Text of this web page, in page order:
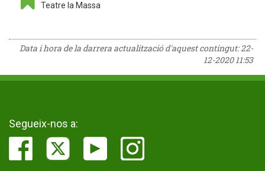
Teatre la Massa
Data i hora de la darrera actualització d'aquest contingut:22-
12-2020 11:53
Segueix-nos a: